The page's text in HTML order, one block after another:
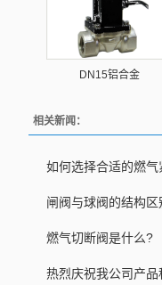
DN15铝合金
相关新闻：
如何选择合适的燃气
闸阀与球阀的结构区
燃气切断阀是什么?
热烈庆祝我公司产